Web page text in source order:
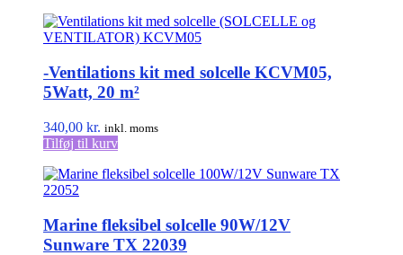
-Ventilations kit med solcelle KCVM05,
5Watt, 20 m²
340,00 kr. inkl. moms
Tilføj til kurv
Marine fleksibel solcelle 90W/12V
Sunware TX 22039